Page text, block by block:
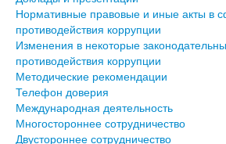
Нормативные правовые и иные акты в
противодействия коррупции
Изменения в некоторые
противодействия коррупции
Методические рекомендации
Телефон доверия
Международная деятельность
Многостороннее сотрудничество
Двустороннее сотрудничество